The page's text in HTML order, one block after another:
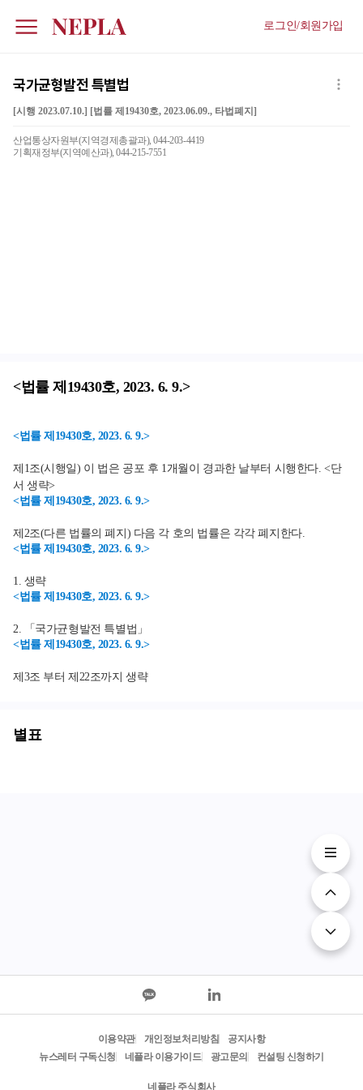
로그인/회원가입
국가균형발전 특별법
[시행 2023.07.10.] [법률 제19430호, 2023.06.09., 타법폐지]
산업통상자원부(지역경제총괄과), 044-203-4419
기획재정부(지역예산과), 044-215-7551
<법률 제19430호, 2023. 6. 9.>
<법률 제19430호, 2023. 6. 9.>
제1조(시행일) 이 법은 공포 후 1개월이 경과한 날부터 시행한다. <단
서 생략>
<법률 제19430호, 2023. 6. 9.>
제2조(다른 법률의 폐지) 다음 각 호의 법률은 각각 폐지한다.
<법률 제19430호, 2023. 6. 9.>
1. 생략
<법률 제19430호, 2023. 6. 9.>
2. 「국가균형발전 특별법」
<법률 제19430호, 2023. 6. 9.>
제3조 부터 제22조까지 생략
별표
이용약관 개인정보처리방침
공지사항
뉴스레터 구독신청
네플라 이용가이드 광고문의 컨설팅 신청하기
네플라 주식회사